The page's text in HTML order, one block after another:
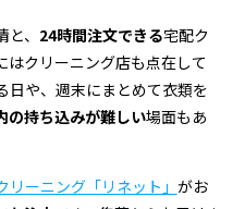
、 24時間注文できる宅配ク
はクリーニング店も点在して
日や、週末にまとめて衣類を
の持ち込みが難しい場面もあ
リーニング「リネット」 がお